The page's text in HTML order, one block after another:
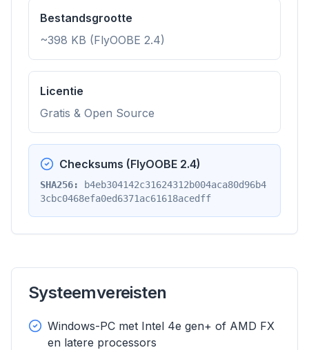
Bestandsgrootte
~398 KB (FlyOOBE 2.4)
Licentie
Gratis & Open Source
Checksums (FlyOOBE 2.4)
SHA256:
b4eb304142c31624312b004aca80d96b4
3cbc0468efa0ed6371ac61618acedff
Systeemvereisten
Windows-PC met Intel 4e gen+ of AMD FX
en latere processors
flyoobe